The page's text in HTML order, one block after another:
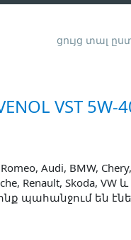
ցույց տալ
VST 5W-
Audi, BMW,
Renault, Skoda,
պահանջում են